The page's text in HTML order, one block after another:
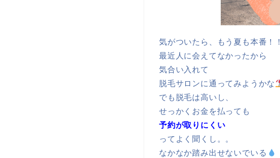
気がついたら、もう夏も本番！！
最近人に会えてなかったから
気合い入れて
脱毛サロンに通ってみようかな
でも脱毛は高いし、
せっかくお金を払っても
予約が取りにくい
ってよく聞くし。。
なかなか踏み出せないでいる